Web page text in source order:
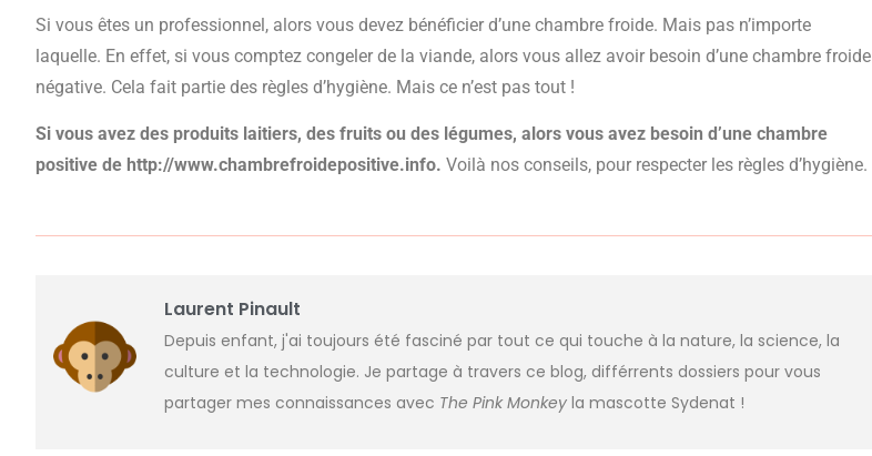
Si vous êtes un professionnel, alors vous devez bénéficier d’une chambre froide. Mais pas n’importe
laquelle. En effet, si vous comptez congeler de la viande, alors vous allez avoir besoin d’une chambre froide
négative. Cela fait partie des règles d’hygiène. Mais ce n’est pas tout !
Si vous avez des produits laitiers, des fruits ou des légumes, alors vous avez besoin d’une chambre
positive de http://www.chambrefroidepositive.info. Voilà nos conseils, pour respecter les règles d’hygiène.
Laurent Pinault
Depuis enfant, j'ai toujours été fasciné par tout ce qui touche à la nature, la science, la
culture et la technologie. Je partage à travers ce blog, différrents dossiers pour vous
partager mes connaissances avec The Pink Monkey la mascotte Sydenat !